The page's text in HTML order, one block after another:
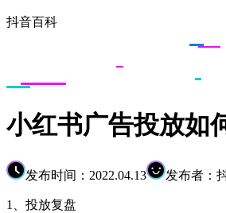
抖音百科
小红书广告投放如
发布时间：2022.04.13 发布者：
1、投放复盘